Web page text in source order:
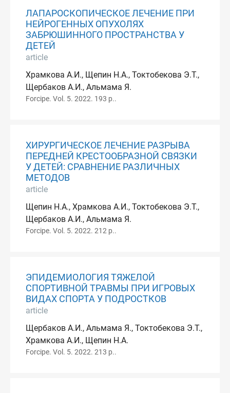
ЛАПАРОСКОПИЧЕСКОЕ ЛЕЧЕНИЕ ПРИ
НЕЙРОГЕННЫХ ОПУХОЛЯХ
ЗАБРЮШИННОГО ПРОСТРАНСТВА У
ДЕТЕЙ
article
Храмкова А.И., Щепин Н.А., Токтобекова Э.Т.,
Щербаков А.И., Альмама Я.
Forcipe. Vol. 5. 2022. 193 p..
ХИРУРГИЧЕСКОЕ ЛЕЧЕНИЕ РАЗРЫВА
ПЕРЕДНЕЙ КРЕСТООБРАЗНОЙ СВЯЗКИ
У ДЕТЕЙ: СРАВНЕНИЕ РАЗЛИЧНЫХ
МЕТОДОВ
article
Щепин Н.А., Храмкова А.И., Токтобекова Э.Т.,
Щербаков А.И., Альмама Я.
Forcipe. Vol. 5. 2022. 212 p..
ЭПИДЕМИОЛОГИЯ ТЯЖЕЛОЙ
СПОРТИВНОЙ ТРАВМЫ ПРИ ИГРОВЫХ
ВИДАХ СПОРТА У ПОДРОСТКОВ
article
Щербаков А.И., Альмама Я., Токтобекова Э.Т.,
Храмкова А.И., Щепин Н.А.
Forcipe. Vol. 5. 2022. 213 p..